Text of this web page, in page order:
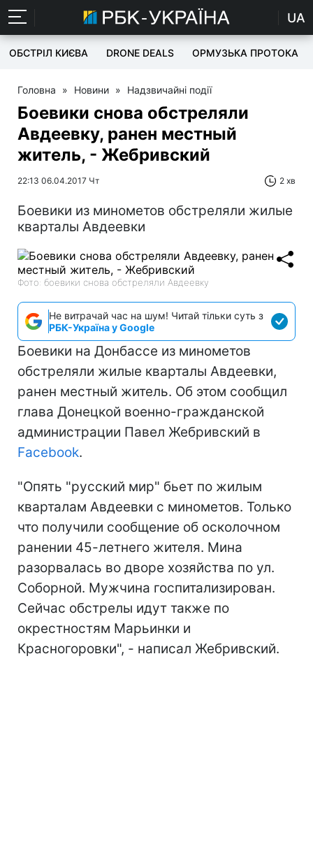
UA
ОБСТРІЛ КИЄВА DRONE DEALS ОРМУЗЬКА ПРОТОКА
Головна » Новини » Надзвичайні події
Боевики снова обстреляли
Авдеевку, ранен местный
житель, - Жебривский
22:13 06.04.2017 Чт 2 хв
Боевики из минометов обстреляли жилые
кварталы Авдеевки
Фото: боевики снова обстреляли Авдеевку
Не витрачай час на шум! Читай тільки суть з
РБК-Україна у Google
Боевики на Донбассе из минометов
обстреляли жилые кварталы Авдеевки,
ранен местный житель. Об этом сообщил
глава Донецкой военно-гражданской
администрации Павел Жебривский в
Facebook.
"Опять "русский мир" бьет по жилым
кварталам Авдеевки с минометов. Только
что получили сообщение об осколочном
ранении 45-летнего жителя. Мина
разорвалась во дворе хозяйства по ул.
Соборной. Мужчина госпитализирован.
Сейчас обстрелы идут также по
окрестностям Марьинки и
Красногоровки", - написал Жебривский.